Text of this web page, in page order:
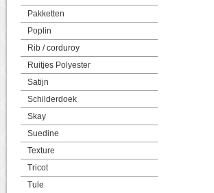
Pakketten
Poplin
Rib / corduroy
Ruitjes Polyester
Satijn
Schilderdoek
Skay
Suedine
Texture
Tricot
Tule